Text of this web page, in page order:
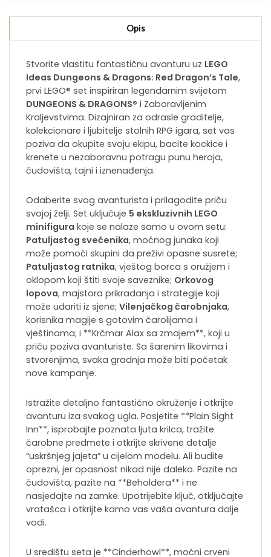
Opis
Stvorite vlastitu fantastičnu avanturu uz LEGO
Ideas Dungeons & Dragons: Red Dragon’s Tale,
prvi LEGO® set inspiriran legendarnim svijetom
DUNGEONS & DRAGONS® i Zaboravljenim
Kraljevstvima. Dizajniran za odrasle graditelje,
kolekcionare i ljubitelje stolnih RPG igara, set vas
poziva da okupite svoju ekipu, bacite kockice i
krenete u nezaboravnu potragu punu heroja,
čudovišta, tajni i iznenađenja.
Odaberite svog avanturista i prilagodite priču
svojoj želji. Set uključuje 5 ekskluzivnih LEGO
minifigura koje se nalaze samo u ovom setu:
Patuljastog svećenika, moćnog junaka koji
može pomoći skupini da preživi opasne susrete;
Patuljastog ratnika, vještog borca ​​s oružjem i
oklopom koji štiti svoje saveznike; Orkovog
lopova, majstora prikradanja i strategije koji
može udariti iz sjene; ​​ Vilenjačkog čarobnjaka,
korisnika magije s gotovim čarolijama i
vještinama; i **Krčmar Alax sa zmajem**, koji u
priču poziva avanturiste. Sa šarenim likovima i
stvorenjima, svaka gradnja može biti početak
nove kampanje.
Istražite detaljno fantastično okruženje i otkrijte
avanturu iza svakog ugla. Posjetite **Plain Sight
Inn**, isprobajte poznata ljuta krilca, tražite
čarobne predmete i otkrijte skrivene detalje
“uskršnjeg jajeta” u cijelom modelu. Ali budite
oprezni, jer opasnost nikad nije daleko. Pazite na
čudovišta, pazite na **Beholdera** i ne
nasjedajte na zamke. Upotrijebite ključ, otključajte
vratašca i otkrijte kamo vas vaša avantura dalje
vodi.
U središtu seta je **Cinderhowl**, moćni crveni